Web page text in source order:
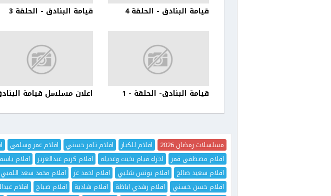
قيامة البنادق - الحلقة 4 قيامة البنادق - الحلقة 3
قيامة البنادق- الحلقة - 1 اعلان مسلسل قيامة
مسلسلات رمضان 2026 افلام للكبار افلام تامر حسني افلام عمر وسلمى
افلام مصطفى قمر
اجزاء فيام بخيت وعديله افلام كريم عبدالعزيز افلام
افلام سعيد صالح
افلام يونس شلبي افلام احمد عز افلام محمد سعد اللمبي
افلام حسن حسني
افلام رشدي اباظة افلام شادية افلام صباح افلام